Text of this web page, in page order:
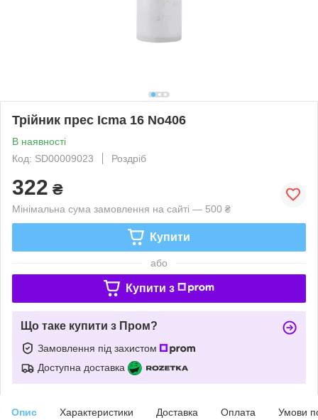
Трійник прес Icma 16 No406
В наявності
Код: SD00009023
Роздріб
322 ₴
Мінімальна сума замовлення на сайті — 500 ₴
Купити
або
Купити з
Що таке купити з Пром?
Замовлення під захистом
Доступна доставка
Опис Характеристики Доставка Оплата Умови